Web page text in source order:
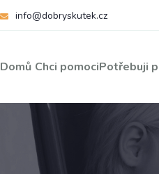
info@dobryskutek.cz
Domů Chci pomociPotřebuji